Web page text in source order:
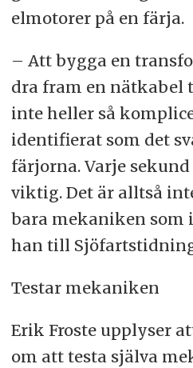
elmotorer på en färja.
– Att bygga en
dra fram en nätkabel
inte heller så
identifierat som det
färjorna. Varje
viktig. Det är alltså
bara mekaniken som
han till
Testar mekaniken
Erik Froste upplyser
om att testa själva